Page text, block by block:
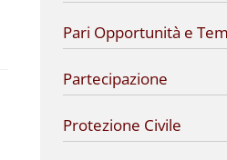
Pari Opportunità e
Partecipazione
Protezione Civile